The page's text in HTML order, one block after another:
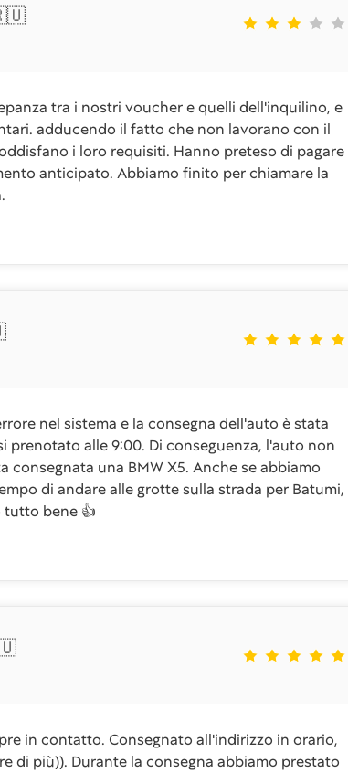
tra i nostri voucher e quelli dell'inquilino, e
adducendo il fatto che non lavorano con il
i loro requisiti. Hanno preteso di pagare
anticipato. Abbiamo finito per chiamare la
nel sistema e la consegna dell'auto è stata
prenotato alle 9:00. Di conseguenza, l'auto non
consegnata una BMW X5. Anche se abbiamo
di andare alle grotte sulla strada per Batumi,
tutto bene 👍
in contatto. Consegnato all'indirizzo in orario,
di più)). Durante la consegna abbiamo prestato